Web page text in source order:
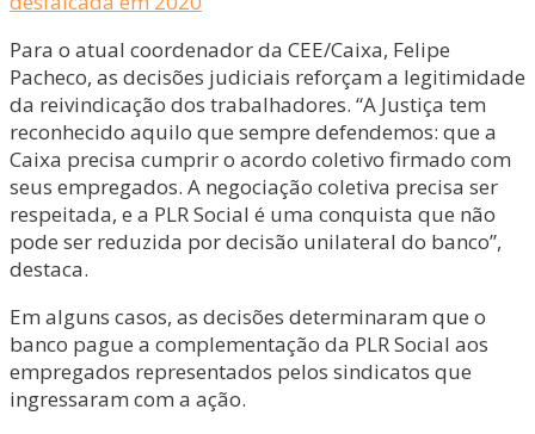
Para o atual coordenador da CEE/Caixa, Felipe
Pacheco, as decisões judiciais reforçam a legitimidade
da reivindicação dos trabalhadores. “A Justiça tem
reconhecido aquilo que sempre defendemos: que a
Caixa precisa cumprir o acordo coletivo firmado com
seus empregados. A negociação coletiva precisa ser
respeitada, e a PLR Social é uma conquista que não
pode ser reduzida por decisão unilateral do banco”,
destaca.
Em alguns casos, as decisões determinaram que o
banco pague a complementação da PLR Social aos
empregados representados pelos sindicatos que
ingressaram com a ação.